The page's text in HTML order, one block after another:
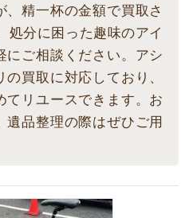
、精一杯の金額で買取さ
処分に困った趣味のアイ
にご相談ください。アシ
の買取に対応しており、
てリユースできます。お
遺品整理の際はぜひご用